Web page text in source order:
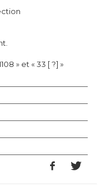
» et « 33 [ ?] »